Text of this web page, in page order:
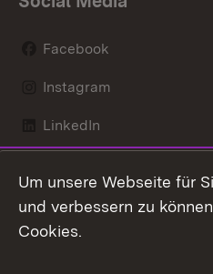
Facebook
Instagram
LinkedIn
X / Twitter
Youtube
Um unsere Webseite für
und verbessern zu
Cookies.